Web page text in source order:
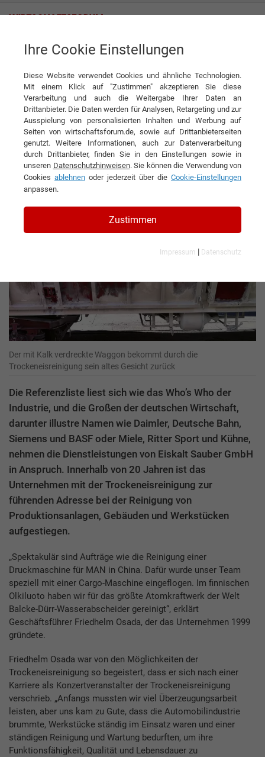
Eiskalt Sauber GmbH So sauber war’s noch nie
Interview Eiskalt Sauber GmbH
DIESEN ARTIKEL EMPFEHLEN
So sauber war’s noch nie
Interview mit Friedhelm Osada,
Geschäftsführer der Eiskalt Sauber GmbH
Der mit Kalk verdreckte Waggon bekommt durch die
Trockeneisreinigung sein altes Gesicht zurück
Die Referenzliste liest sich wie das Who’s Who der
Industrie, und die Großen der deutschen Wirtschaft,
darunter illustre Namen wie Daimler, Deutsche Bahn,
Siemens und BASF oder Miele, Ritter Sport und Kühne,
nehmen die Dienstleistungen von Eiskalt Sauber GmbH
in Anspruch. Innerhalb von 20 Jahren ist das
Unternehmen mit der Trockeneisreinigung zur
führenden Adresse bei der Reinigung von
Produktionsanlagen, Gebäuden und Werkstücken
aufgestiegen.
„Spektakulär sind Aufträge wie die Reinigung einer
Druckmaschine für MAN in China. Dafür wurde unser Team
speziell mit einer Cargo-Maschine eingeflogen. Im finnischen
Olkiluoto haben wir für das größte Atomkraftwerk der Welt
Balcke-Dürr-Wasserabscheider gereinigt“, erklärt
Geschäftsführer Friedhelm Osada, der das Unternehmen 1999
gründete.
Friedhelm Osada war von den Möglichkeiten der
Trockeneisreinigung so begeistert, dass er sich nach einer
Karriere als Konzertveranstalter der Trockeneisreinigung
verschrieb. „Anfangs mussten wir viel Überzeugungsarbeit
leisten, aber uns kam zu Gute, dass die Automobilindustrie
brummte, Werkstücke ständig im Einsatz waren und einer
ständigen Reinigung und Wartung bedurften, um ihre
Funktionsfähigkeit, Qualität und Lebensdauer zu
Ihre Cookie Einstellungen
Diese Website verwendet Cookies und ähnliche Technologien.
Mit einem Klick auf "Zustimmen" akzeptieren Sie diese
Verarbeitung und auch die Weitergabe Ihrer Daten an
Drittanbieter. Die Daten werden für Analysen, Retargeting und zur
Ausspielung von personalisierten Inhalten und Werbung auf
Seiten von wirtschaftsforum.de, sowie auf Drittanbieterseiten
genutzt. Weitere Informationen, auch zur Datenverarbeitung
durch Drittanbieter, finden Sie in den Einstellungen sowie in
unseren Datenschutzhinweisen. Sie können die Verwendung von
Cookies ablehnen oder jederzeit über die Cookie-Einstellungen
anpassen.
Zustimmen
Impressum | Datenschutz